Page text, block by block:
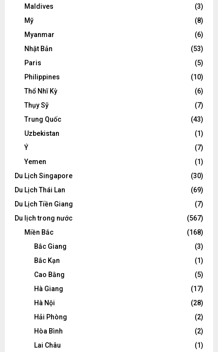
Maldives
(3)
Mỹ
(8)
Myanmar
(6)
Nhật Bản
(53)
Paris
(5)
Philippines
(10)
Thổ Nhĩ Kỳ
(6)
Thụy Sỹ
(7)
Trung Quốc
(43)
Uzbekistan
(1)
Ý
(7)
Yemen
(1)
Du Lịch Singapore
(30)
Du Lịch Thái Lan
(69)
Du Lịch Tiền Giang
(7)
Du lịch trong nước
(567)
Miền Bắc
(168)
Bắc Giang
(3)
Bắc Kạn
(1)
Cao Bằng
(5)
Hà Giang
(17)
Hà Nội
(28)
Hải Phòng
(2)
Hòa Bình
(2)
Lai Châu
(1)